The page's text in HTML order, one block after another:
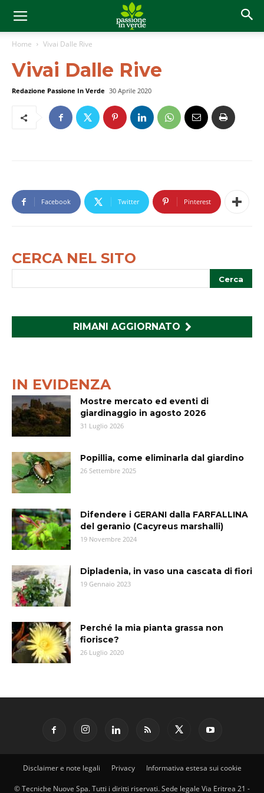
Home Vivai Dalle Rive
Vivai Dalle Rive
Redazione Passione In Verde 30 Aprile 2020
Facebook Twitter Pinterest
CERCA NEL SITO
RIMANI AGGIORNATO
IN EVIDENZA
Mostre mercato ed eventi di
giardinaggio in agosto 2026
31 Luglio 2026
Popillia, come eliminarla dal giardino
26 Settembre 2025
Difendere i GERANI dalla FARFALLINA
del geranio (Cacyreus marshalli)
19 Novembre 2024
Dipladenia, in vaso una cascata di fiori
19 Gennaio 2023
Perché la mia pianta grassa non
fiorisce?
26 Luglio 2020
Disclaimer e note legali Privacy Informativa estesa sui cookie
© Tecniche Nuove Spa. Tutti i diritti riservati. Sede legale Via Eritrea 21 -